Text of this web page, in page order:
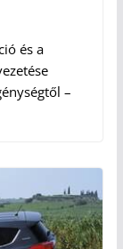
és a
–